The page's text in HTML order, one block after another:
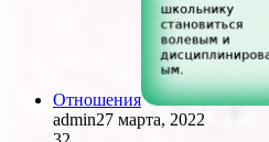
Отношения
admin27 марта, 2022